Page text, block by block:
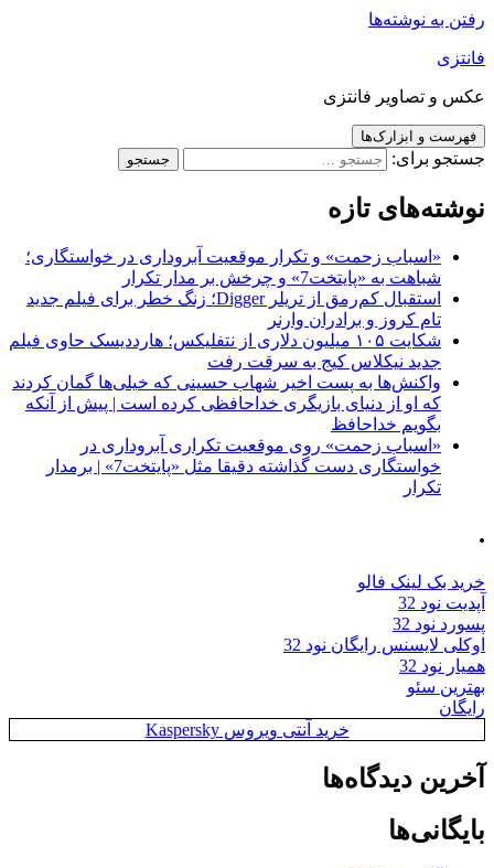
رفتن به نوشته‌ها
فانتزی
عکس و تصاویر فانتزی
فهرست و ابزارک‌ها
جستجو برای:
نوشته‌های تازه
«اسباب زحمت» و تکرار موقعیت آبروداری در خواستگاری؛
شباهت به «پایتخت7» و چرخش بر مدار تکرار
استقبال کم‌رمق از تریلر Digger؛ زنگ خطر برای فیلم جدید
تام کروز و برادران وارنر
شکایت ۱۰۵ میلیون دلاری از نتفلیکس؛ هارددیسک حاوی فیلم
جدید نیکلاس کیج به سرقت رفت
واکنش‌ها به پست اخیر شهاب حسینی که خیلی‌ها گمان کردند
که او از دنیای بازیگری خداحافظی کرده است | پیش از آنکه
بگویم خداحافظ
«اسباب زحمت» روی موقعیت تکراری آبروداری در
خواستگاری دست گذاشته دقیقا مثل «پایتخت7» | برمدار
تکرار
.
خرید بک لینک فالو
آپدیت نود 32
پسورد نود 32
اوکلی لایسنس رایگان نود 32
همیار نود 32
بهترین سئو
رایگان
خرید آنتی ویروس Kaspersky
آخرین دیدگاه‌ها
بایگانی‌ها